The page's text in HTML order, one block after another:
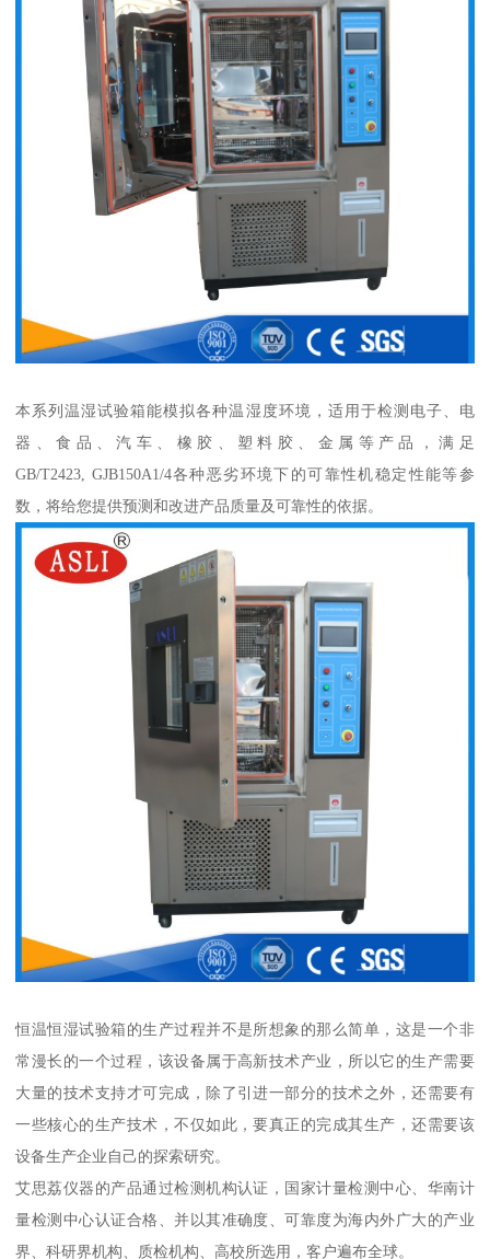
本系列温湿试验箱能模拟各种温湿度环境，适用于检测电子、电
器、食品、汽车、橡胶、塑料胶、金属等产品，满足
GB/T2423, GJB150A1/4各种恶劣环境下的可靠性机稳定性能等参
数，将给您提供预测和改进产品质量及可靠性的依据。
恒温恒湿试验箱的生产过程并不是所想象的那么简单，这是一个非
常漫长的一个过程，该设备属于高新技术产业，所以它的生产需要
大量的技术支持才可完成，除了引进一部分的技术之外，还需要有
一些核心的生产技术，不仅如此，要真正的完成其生产，还需要该
设备生产企业自己的探索研究。
艾思荔仪器的产品通过检测机构认证，国家计量检测中心、华南计
量检测中心认证合格、并以其准确度、可靠度为海内外广大的产业
界、科研界机构、质检机构、高校所选用，客户遍布全球。